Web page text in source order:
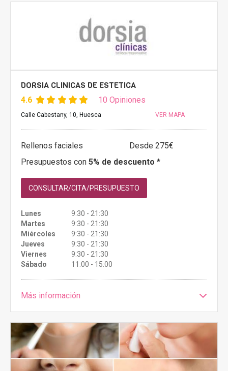
DORSIA CLINICAS DE ESTETICA
4.6 10 Opiniones
Calle Cabestany, 10, Huesca VER MAPA
Rellenos faciales
Desde 275€
Presupuestos con 5% de descuento *
CONSULTAR/CITA/PRESUPUESTO
Lunes
9:30 - 21:30
Martes
9:30 - 21:30
Miércoles
9:30 - 21:30
Jueves
9:30 - 21:30
Viernes
9:30 - 21:30
Sábado
11:00 - 15:00
Más información